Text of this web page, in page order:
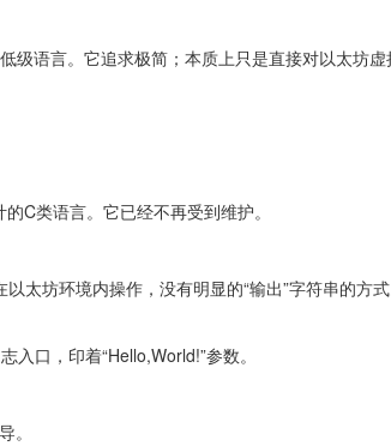
语言。它追求极简；本质上只是直接对以太坊虚
C类语言。它已经不再受到维护。
太坊环境内操作，没有明显的“输出”字符串的方
口，印着“Hello,World!”参数。
。